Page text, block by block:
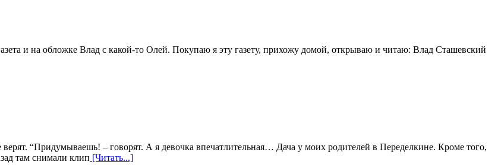
и на обложке Влад с какой-то Олей. Покупаю я эту газету, прихожу домой, открываю и читаю: Влад Сташевский
“Придумываешь! – говорят. А я девочка впечатлительная… Дача у моих родителей в Переделкине. Кроме того,
там снимали клип [Читать...]